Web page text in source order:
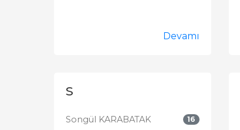
Devamı
S
Songül KARABATAK 16